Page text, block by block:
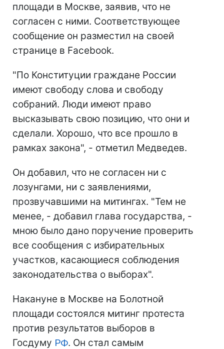
площади в Москве, заявив, что не
согласен с ними. Соответствующее
сообщение он разместил на своей
странице в Facebook.
"По Конституции граждане России
имеют свободу слова и свободу
собраний. Люди имеют право
высказывать свою позицию, что они и
сделали. Хорошо, что все прошло в
рамках закона", - отметил Медведев.
Он добавил, что не согласен ни с
лозунгами, ни с заявлениями,
прозвучавшими на митингах. "Тем не
менее, - добавил глава государства, -
мною было дано поручение проверить
все сообщения с избирательных
участков, касающиеся соблюдения
законодательства о выборах".
Накануне в Москве на Болотной
площади состоялся митинг протеста
против результатов выборов в
Госдуму РФ. Он стал самым